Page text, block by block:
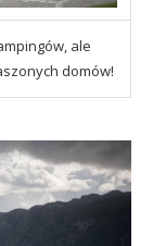
ale
domów!